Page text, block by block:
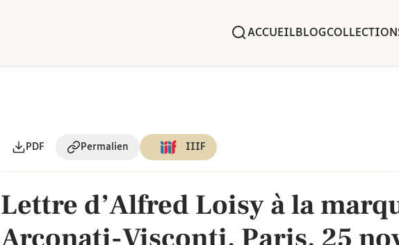
ACCUEIL BLOG
PDF Permalien IIIF
Lettre d’Alfred Loisy à la